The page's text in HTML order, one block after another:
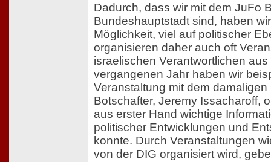
Dadurch, dass wir mit dem JuFo
Bundeshauptstadt sind, haben
Möglichkeit, viel auf politischer
organisieren daher auch oft
israelischen Verantwortlichen aus
vergangenen Jahr haben wir
Veranstaltung mit dem
Botschafter, Jeremy Issacharoff,
aus erster Hand wichtige
politischer Entwicklungen und
konnte. Durch Veranstaltungen
von der DIG organisiert wird,